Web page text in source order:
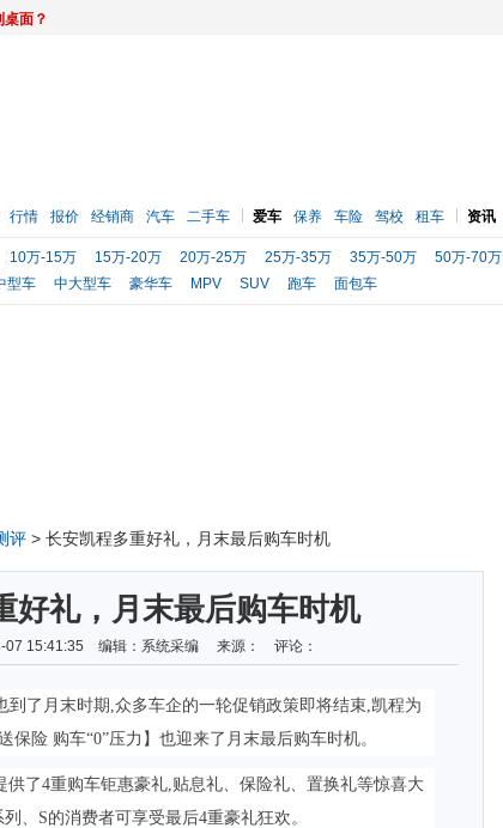
桌面？
行情 报价 经销商 汽车 二手车 爱车 保养 车险 驾校 租车 资讯
10万-15万 15万-20万 20万-25万 25万-35万 35万-50万
50万-70万
型车 中大型车 豪华车 MPV SUV 跑车 面包车
评 > 长安凯程多重好礼，月末最后购车时机
好礼，月末最后购车时机
07 15:41:35 编辑：系统采编 来源： 评论：
到了月末时期,众多车企的一轮促销政策即将结束,凯程为
险 购车“0”压力】也迎来了月末最后购车时机。
供了4重购车钜惠豪礼,贴息礼、保险礼、置换礼等惊喜大
、S的消费者可享受最后4重豪礼狂欢。